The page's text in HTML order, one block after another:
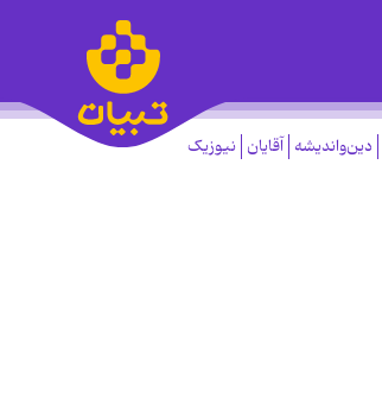
دین‌واندیشه آقایان نیوزیک